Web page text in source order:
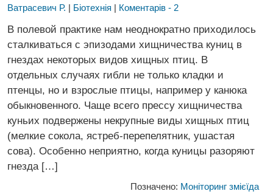
Ватрасевич Р. | Біотехнія | Коментарів - 2
В полевой практике нам неоднократно приходилось
сталкиваться с эпизодами хищничества куниц в
гнездах некоторых видов хищных птиц. В
отдельных случаях гибли не только кладки и
птенцы, но и взрослые птицы, например у канюка
обыкновенного. Чаще всего прессу хищничества
куньих подвержены некрупные виды хищных птиц
(мелкие сокола, ястреб-перепелятник, ушастая
сова). Особенно неприятно, когда куницы разоряют
гнезда […]
Позначено: Моніторинг змієїда